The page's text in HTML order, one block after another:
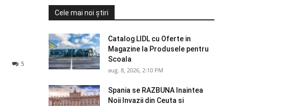
5
Cele mai noi știri
Catalog LIDL cu Oferte in
Magazine la Produsele pentru
Scoala
aug. 8, 2026, 2:10 PM
Spania se RAZBUNA Inaintea
Noii Invazii din Ceuta si